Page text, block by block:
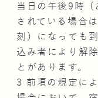
当日の午後9時
されている場合
刻）になっても
込み者により解
とがあります。
3 前項の規定に